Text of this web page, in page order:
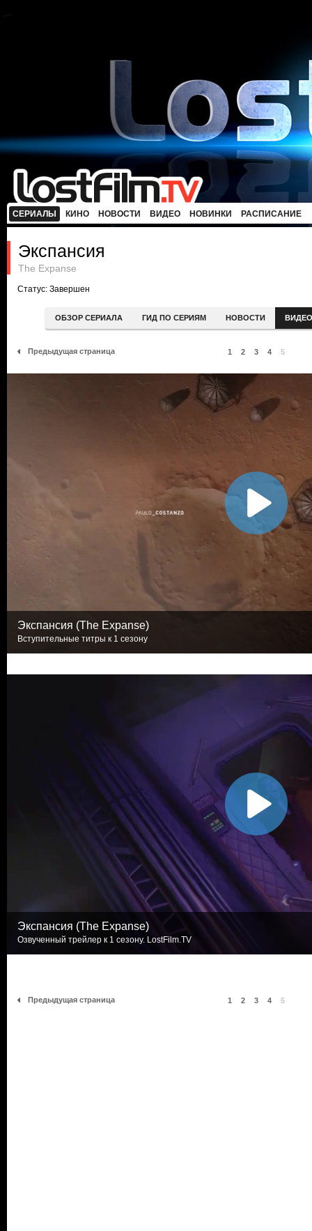
СЕРИАЛЫ КИНО НОВОСТИ ВИДЕО НОВИНКИ РАСПИСАНИЕ
Экспансия
The Expanse
Статус: Завершен
ОБЗОР СЕРИАЛА ГИД ПО СЕРИЯМ НОВОСТИ ВИДЕО
Предыдущая страница 1 2 3 4 5
Экспансия (The Expanse)
Вступительные титры к 1 сезону
Экспансия (The Expanse)
Озвученный трейлер к 1 сезону. LostFilm.TV
Предыдущая страница 1 2 3 4 5